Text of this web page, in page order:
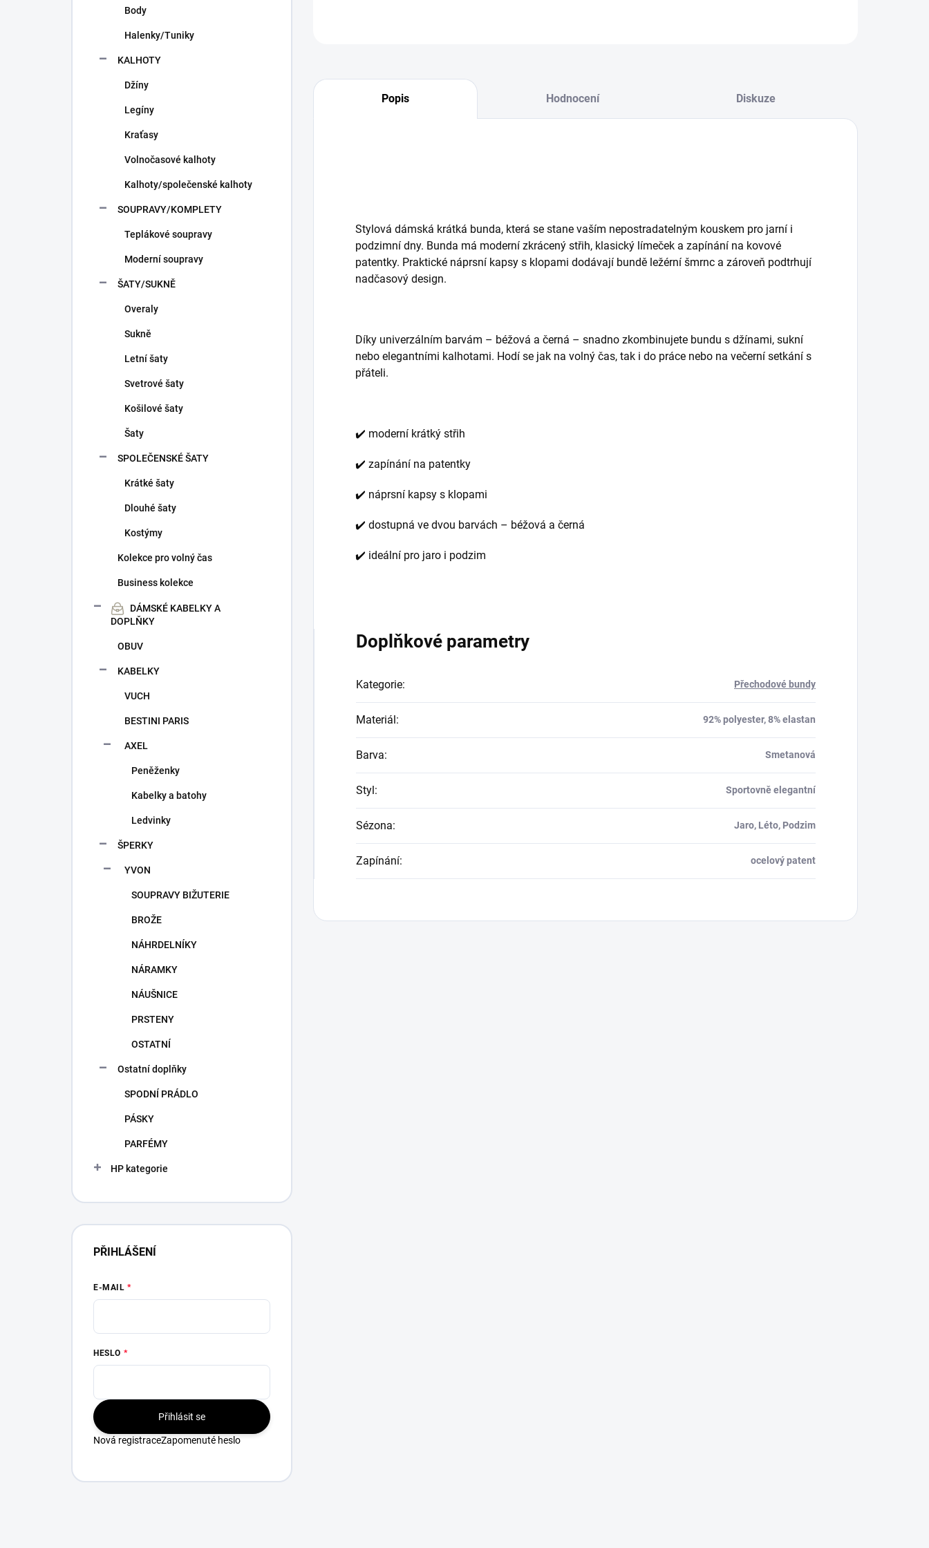
Body
Halenky/Tuniky
KALHOTY
Džíny
Legíny
Kraťasy
Volnočasové kalhoty
Kalhoty/společenské kalhoty
SOUPRAVY/KOMPLETY
Teplákové soupravy
Moderní soupravy
ŠATY/SUKNĚ
Overaly
Sukně
Letní šaty
Svetrové šaty
Košilové šaty
Šaty
SPOLEČENSKÉ ŠATY
Krátké šaty
Dlouhé šaty
Kostýmy
Kolekce pro volný čas
Business kolekce
DÁMSKÉ KABELKY A
DOPLŇKY
OBUV
KABELKY
VUCH
BESTINI PARIS
AXEL
Peněženky
Kabelky a batohy
Ledvinky
ŠPERKY
YVON
SOUPRAVY BIŽUTERIE
BROŽE
NÁHRDELNÍKY
NÁRAMKY
NÁUŠNICE
PRSTENY
OSTATNÍ
Ostatní doplňky
SPODNÍ PRÁDLO
PÁSKY
PARFÉMY
HP kategorie
PŘIHLÁŠENÍ
E-MAIL
HESLO
Přihlásit se
Nová registraceZapomenuté heslo
Popis Hodnocení Diskuze
Stylová dámská krátká bunda, která se stane vaším nepostradatelným kouskem pro jarní i
podzimní dny. Bunda má moderní zkrácený střih, klasický límeček a zapínání na kovové
patentky. Praktické náprsní kapsy s klopami dodávají bundě ležérní šmrnc a zároveň podtrhují
nadčasový design.
Díky univerzálním barvám – béžová a černá – snadno zkombinujete bundu s džínami, sukní
nebo elegantními kalhotami. Hodí se jak na volný čas, tak i do práce nebo na večerní setkání s
přáteli.
✔️ moderní krátký střih
✔️ zapínání na patentky
✔️ náprsní kapsy s klopami
✔️ dostupná ve dvou barvách – béžová a černá
✔️ ideální pro jaro i podzim
Doplňkové parametry
Kategorie: Přechodové bundy
Materiál : 92% polyester, 8% elastan
Barva: Smetanová
Styl : Sportovně elegantní
Sézona: Jaro, Léto, Podzim
Zapínání: ocelový patent